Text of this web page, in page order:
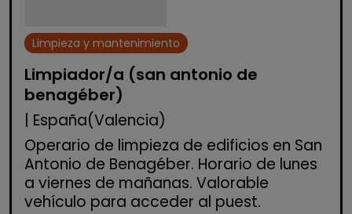
Limpieza y mantenimiento
Limpiador/a (san antonio de
benagéber)
| España(Valencia)
Operario de limpieza de edificios en San
Antonio de Benagéber. Horario de lunes
a viernes de mañanas. Valorable
vehículo para acceder al puest.